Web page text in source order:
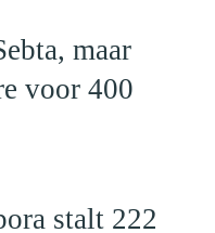
maar
voor 400
stalt 222